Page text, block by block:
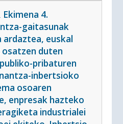
Ekimena 4.
gaitasunak
euskal
duten
pribaturen
inbertsioko
osoaren
enpresak hazteko
industrialei